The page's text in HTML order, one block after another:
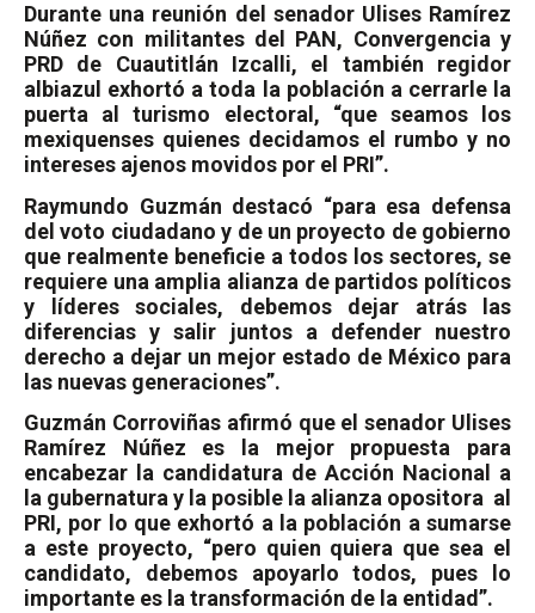
Durante una reunión del senador Ulises Ramírez
Núñez con militantes del PAN, Convergencia y
PRD de Cuautitlán Izcalli, el también regidor
albiazul exhortó a toda la población a cerrarle la
puerta al turismo electoral, “que seamos los
mexiquenses quienes decidamos el rumbo y no
intereses ajenos movidos por el PRI”.
Raymundo Guzmán destacó “para esa defensa
del voto ciudadano y de un proyecto de gobierno
que realmente beneficie a todos los sectores, se
requiere una amplia alianza de partidos políticos
y líderes sociales, debemos dejar atrás las
diferencias y salir juntos a defender nuestro
derecho a dejar un mejor estado de México para
las nuevas generaciones”.
Guzmán Corroviñas afirmó que el senador Ulises
Ramírez Núñez es la mejor propuesta para
encabezar la candidatura de Acción Nacional a
la gubernatura y la posible la alianza opositora al
PRI, por lo que exhortó a la población a sumarse
a este proyecto, “pero quien quiera que sea el
candidato, debemos apoyarlo todos, pues lo
importante es la transformación de la entidad”.